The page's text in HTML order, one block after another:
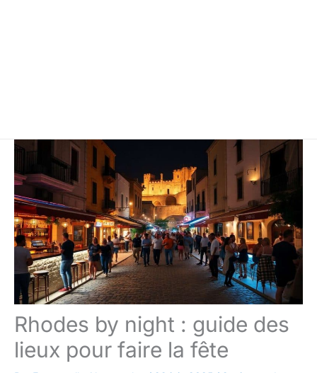
Rhodes by night : guide des
lieux pour faire la fête